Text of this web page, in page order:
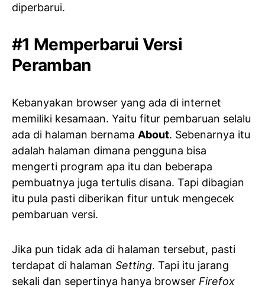
diperbarui.
#1 Memperbarui Versi
Peramban
Kebanyakan browser yang ada di internet
memiliki kesamaan. Yaitu fitur pembaruan selalu
ada di halaman bernama About. Sebenarnya itu
adalah halaman dimana pengguna bisa
mengerti program apa itu dan beberapa
pembuatnya juga tertulis disana. Tapi dibagian
itu pula pasti diberikan fitur untuk mengecek
pembaruan versi.
Jika pun tidak ada di halaman tersebut, pasti
terdapat di halaman Setting. Tapi itu jarang
sekali dan sepertinya hanya browser Firefox